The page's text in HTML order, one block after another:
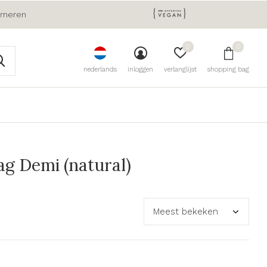
nederlands inloggen verlanglijst
0
shopping bag
0
Demi (natural)